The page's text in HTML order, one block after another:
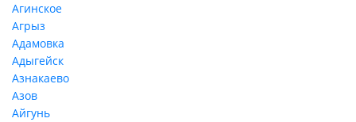
Агинское
Агрыз
Адамовка
Адыгейск
Азнакаево
Азов
Айгунь